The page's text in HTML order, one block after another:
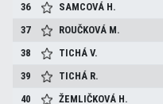
36
SAMCOVÁ H.
37
ROUČKOVÁ M.
38
TICHÁV.
39
TICHÁ R.
40
ŽEMLIČKOVÁ H.